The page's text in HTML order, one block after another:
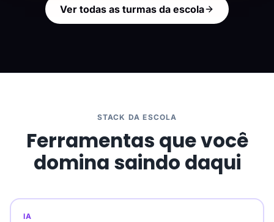
Ver todas as turmas da escola
STACK DA ESCOLA
Ferramentas que você
domina saindo daqui
IA